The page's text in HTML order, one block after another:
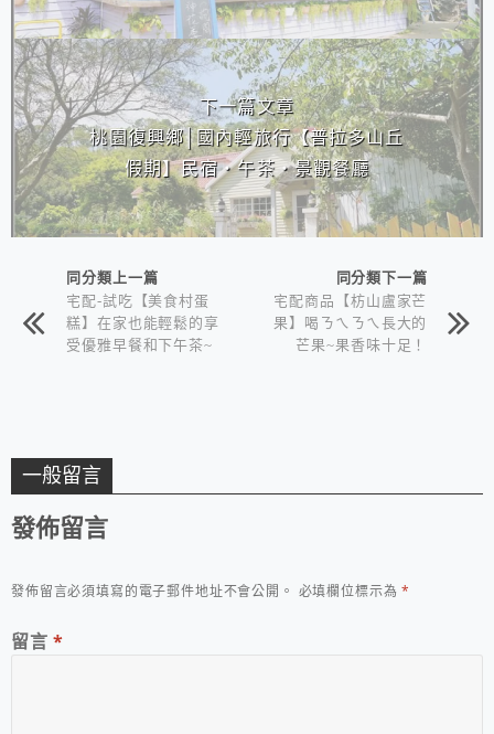
下一篇文章
桃園復興鄉│國內輕旅行【普拉多山丘
假期】民宿‧午茶‧景觀餐廳
同分類上一篇
宅配-試吃【美食村蛋
糕】在家也能輕鬆的享
受優雅早餐和下午茶~
同分類下一篇
宅配商品【枋山盧家芒
果】喝ㄋㄟㄋㄟ長大的
芒果~果香味十足！
一般留言
發佈留言
發佈留言必須填寫的電子郵件地址不會公開。 必填欄位標示為*
留言 *